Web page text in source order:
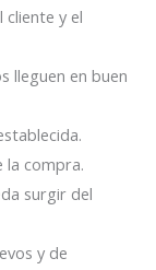
cliente y el
lleguen en buen
la compra.
surgir del
y de